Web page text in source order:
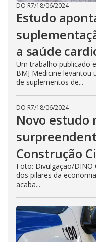
DO R7/18/06/2024
Estudo
a saúde
Um trabalho publicado
BMJ Medicine levantou
de suplementos de...
DO R7/18/06/2024
Novo estudo
Construção
Foto: Divulgação/DINO
dos pilares da
acaba...